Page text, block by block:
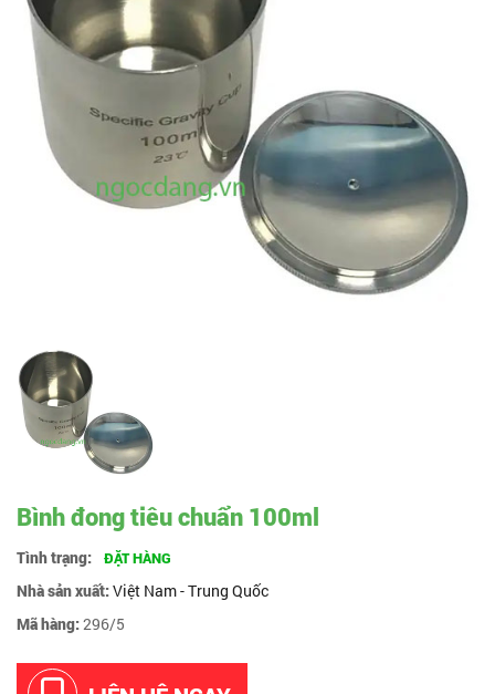
Bình đong tiêu chuẩn 100ml
Tình trạng: ĐẶT HÀNG
Nhà sản xuất:Việt Nam - Trung Quốc
Mã hàng:296/5